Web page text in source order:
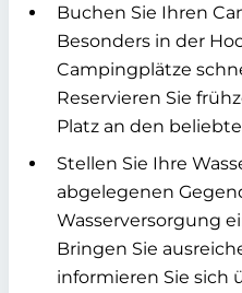
Buchen Sie Ihren
Besonders in der
Campingplätze
Reservieren Sie
Platz an den
Stellen Sie Ihre
abgelegenen
Wasserversorgung
Bringen Sie
informieren Sie sich